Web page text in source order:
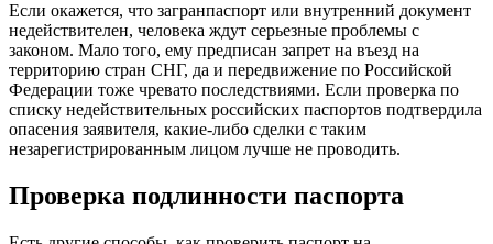
Если окажется, что загранпаспорт или внутренний документ
недействителен, человека ждут серьезные проблемы с
законом. Мало того, ему предписан запрет на въезд на
территорию стран СНГ, да и передвижение по Российской
Федерации тоже чревато последствиями. Если проверка по
списку недействительных российских паспортов подтвердила
опасения заявителя, какие-либо сделки с таким
незарегистрированным лицом лучше не проводить.
Проверка подлинности паспорта